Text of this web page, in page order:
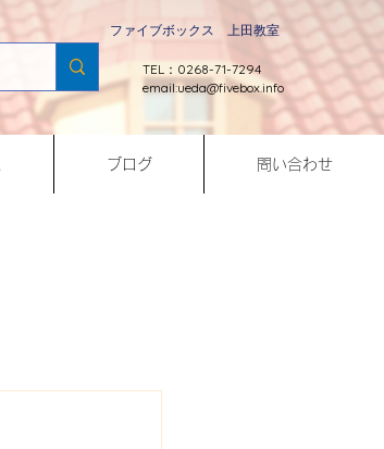
TEL：0268-71-7294
email:ueda@fivebox.info
ファイブボックス 上田教室
ブログ 問い合わせ